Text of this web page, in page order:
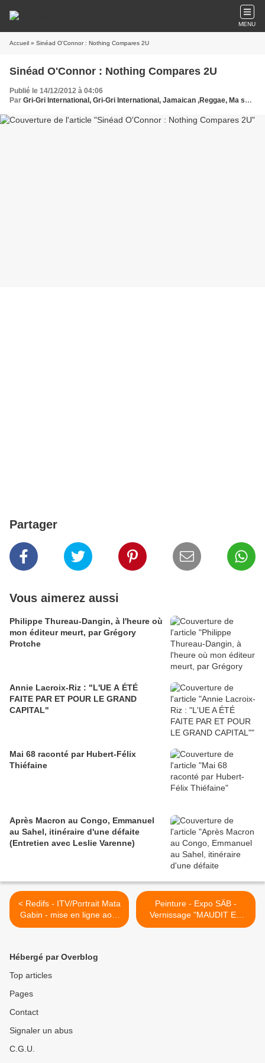
MENU
Accueil » Sinéad O'Connor : Nothing Compares 2U
Sinéad O'Connor : Nothing Compares 2U
Publié le 14/12/2012 à 04:06
Par Gri-Gri International, Gri-Gri International, Jamaican ,Reggae, Ma solange oussou, New York, Blues, France, Love Paris, Music, Sinéad O'Connor , 2U , Europe
Partager
Vous aimerez aussi
Philippe Thureau-Dangin, à l'heure où
mon éditeur meurt, par Grégory
Protche
Annie Lacroix-Riz : "L'UE A ÉTÉ
FAITE PAR ET POUR LE GRAND
CAPITAL"
Mai 68 raconté par Hubert-Félix
Thiéfaine
Après Macron au Congo, Emmanuel
au Sahel, itinéraire d'une défaite
(Entretien avec Leslie Varenne)
< Redifs - ITV/Portrait Mata
Gabin - mise en ligne août
2010
Peinture - Expo SÄB -
Vernissage "MAUDIT EN
PASSANT" ce soir >
Hébergé par Overblog
Top articles
Pages
Contact
Signaler un abus
C.G.U.